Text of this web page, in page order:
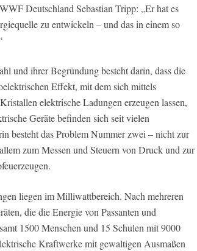
Deutschland Sebastian Tripp: „Er hat es
zu entwickeln – und das in einem so
und ihrer Begründung besteht darin, dass die
Effekt, mit dem sich mittels
elektrische Ladungen erzeugen lassen,
Geräte befinden sich seit vielen
besteht das Problem Nummer zwei – nicht zur
zum Messen und Steuern von Druck und zur
liegen im Milliwattbereich. Nach mehreren
die die Energie von Passanten und
1500 Menschen und 15 Schulen mit 9000
Kraftwerke mit gewaltigen Ausmaßen